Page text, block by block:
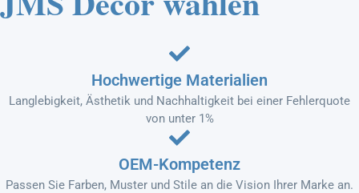
Hochwertige Materialien
Langlebigkeit, Ästhetik und Nachhaltigkeit bei einer Fehlerquote
von unter 1%
OEM-Kompetenz
Passen Sie Farben, Muster und Stile an die Vision Ihrer Marke an.